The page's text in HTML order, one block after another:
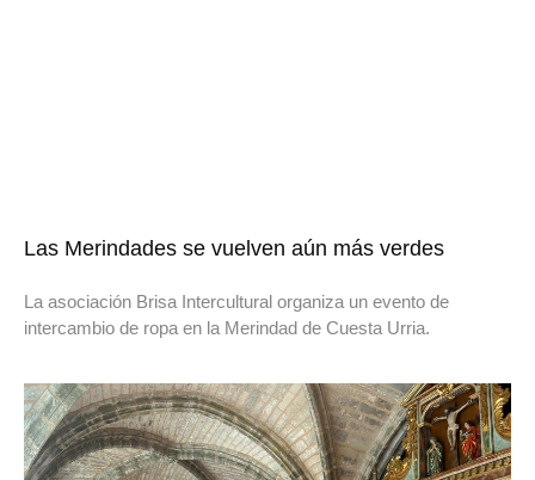
Las Merindades se vuelven aún más verdes
La asociación Brisa Intercultural organiza un evento de
intercambio de ropa en la Merindad de Cuesta Urria.